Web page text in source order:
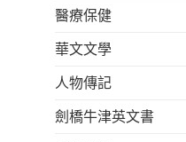
醫療保健
華文文學
人物傳記
劍橋牛津英文書